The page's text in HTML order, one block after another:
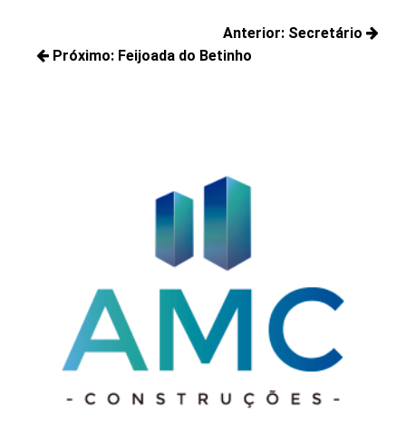
de
Anterior: Secretário
Próximo: Feijoada do Betinho